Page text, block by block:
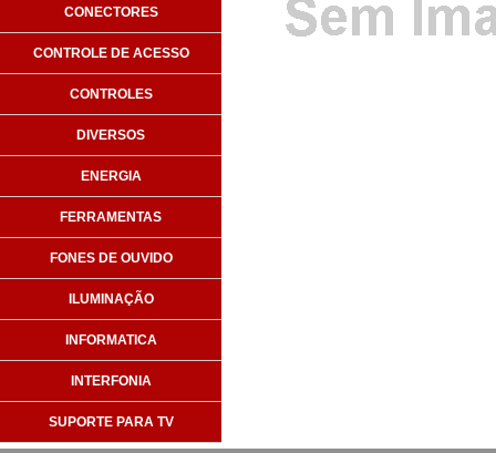
CONECTORES
CONTROLE DE ACESSO
CONTROLES
DIVERSOS
ENERGIA
FERRAMENTAS
FONES DE OUVIDO
ILUMINAÇÃO
INFORMATICA
INTERFONIA
SUPORTE PARA TV